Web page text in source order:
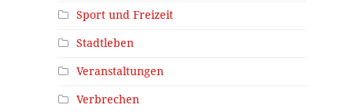
Sport und Freizeit
Stadtleben
Veranstaltungen
Verbrechen